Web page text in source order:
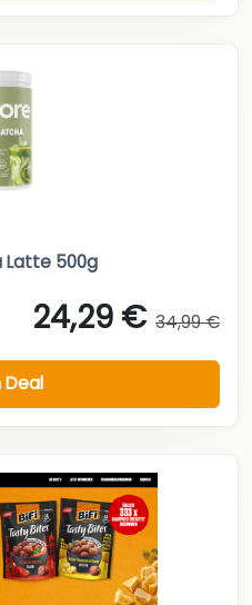
Latte 500g
24,29 € 34,99 €
Deal